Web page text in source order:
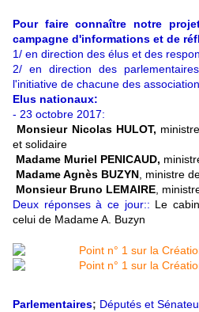
Pour faire connaître notre
campagne d'informations et de
1/ en direction des élus et des
2/ en direction des
l'initiative de chacune des
Elus nationaux:
- 23 octobre 2017:
Monsieur Nicolas HULOT,
et solidaire
Madame Muriel PENICAUD,
Madame Agnès BUZYN , ministre
Monsieur Bruno LEMAIRE ,
Deux réponses à ce jour:: Le
celui de Madame A. Buzyn
Parlementaires; Députés et